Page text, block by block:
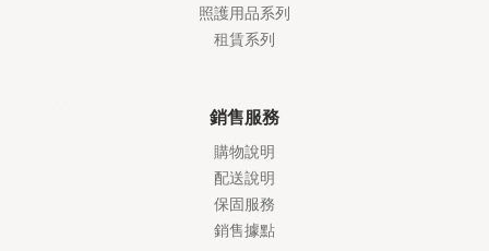
照護用品系列
租賃系列
銷售服務
購物說明
配送說明
保固服務
銷售據點